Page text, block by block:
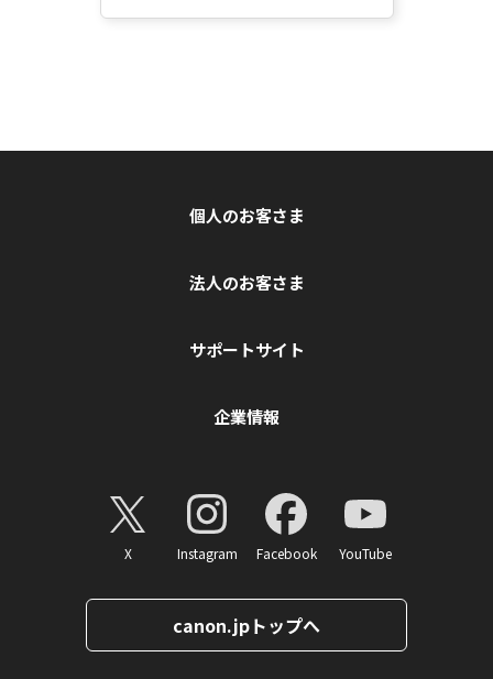
個人のお客さま
法人のお客さま
サポートサイト
企業情報
X Instagram Facebook YouTube
canon.jpトップへ